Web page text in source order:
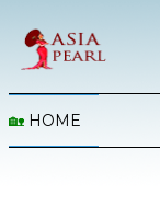
🏡 HOME